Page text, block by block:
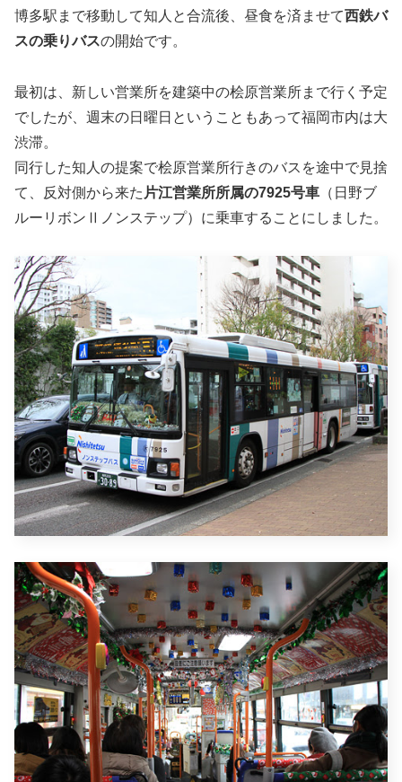
博多駅まで移動して知人と合流後、昼食を済ませて西鉄バ
スの乗りバスの開始です。
最初は、新しい営業所を建築中の桧原営業所まで行く予定
でしたが、週末の日曜日ということもあって福岡市内は大
渋滞。
同行した知人の提案で桧原営業所行きのバスを途中で見捨
て、反対側から来た 片江営業所所属の7925号車 （日野ブ
ルーリボンⅡノンステップ）に乗車することにしました。